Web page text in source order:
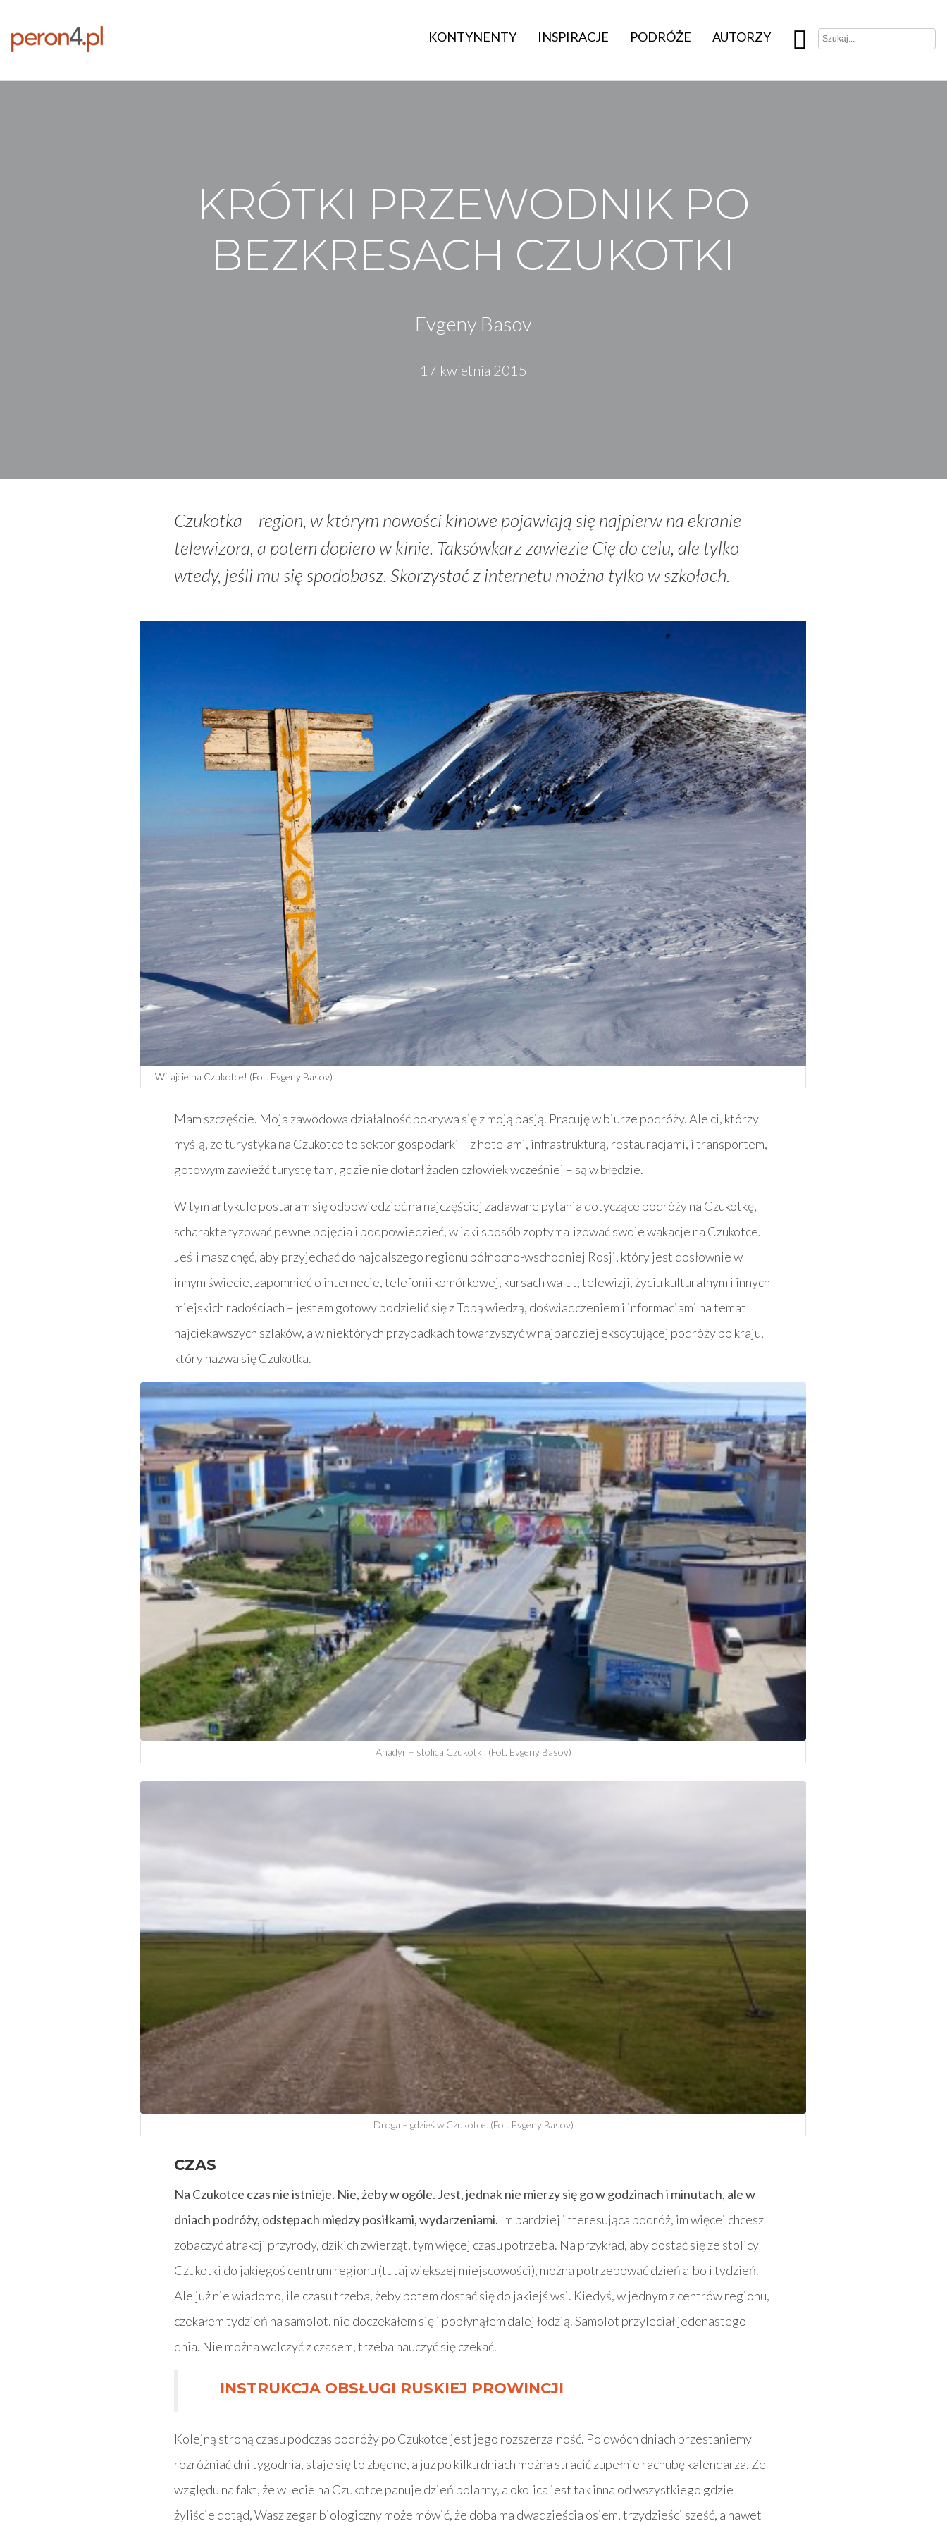
KONTYNENTY INSPIRACJE PODRÓŻE AUTORZY
KRÓTKI PRZEWODNIK PO
BEZKRESACH CZUKOTKI
Evgeny Basov
17 kwietnia 2015
Czukotka – region, w którym nowości kinowe pojawiają się najpierw na ekranie
telewizora, a potem dopiero w kinie. Taksówkarz zawiezie Cię do celu, ale tylko
wtedy, jeśli mu się spodobasz. Skorzystać z internetu można tylko w szkołach.
Witajcie na Czukotce! (Fot. Evgeny Basov)
Mam szczęście. Moja zawodowa działalność pokrywa się z moją pasją. Pracuję w biurze podróży. Ale ci, którzy
myślą, że turystyka na Czukotce to sektor gospodarki – z hotelami, infrastrukturą, restauracjami, i transportem,
gotowym zawieźć turystę tam, gdzie nie dotarł żaden człowiek wcześniej – są w błędzie.
W tym artykule postaram się odpowiedzieć na najczęściej zadawane pytania dotyczące podróży na Czukotkę,
scharakteryzować pewne pojęcia i podpowiedzieć, w jaki sposób zoptymalizować swoje wakacje na Czukotce.
Jeśli masz chęć, aby przyjechać do najdalszego regionu północno-wschodniej Rosji, który jest dosłownie w
innym świecie, zapomnieć o internecie, telefonii komórkowej, kursach walut, telewizji, życiu kulturalnym i innych
miejskich radościach – jestem gotowy podzielić się z Tobą wiedzą, doświadczeniem i informacjami na temat
najciekawszych szlaków, a w niektórych przypadkach towarzyszyć w najbardziej ekscytującej podróży po kraju,
który nazwa się Czukotka.
Anadyr – stolica Czukotki. (Fot. Evgeny Basov)
Droga – gdzieś w Czukotce. (Fot. Evgeny Basov)
CZAS
Na Czukotce czas nie istnieje. Nie, żeby w ogóle. Jest, jednak nie mierzy się go w godzinach i minutach, ale w
dniach podróży, odstępach między posiłkami, wydarzeniami. Im bardziej interesująca podróż, im więcej chcesz
zobaczyć atrakcji przyrody, dzikich zwierząt, tym więcej czasu potrzeba. Na przykład, aby dostać się ze stolicy
Czukotki do jakiegoś centrum regionu (tutaj większej miejscowości), można potrzebować dzień albo i tydzień.
Ale już nie wiadomo, ile czasu trzeba, żeby potem dostać się do jakiejś wsi. Kiedyś, w jednym z centrów regionu,
czekałem tydzień na samolot, nie doczekałem się i popłynąłem dalej łodzią. Samolot przyleciał jedenastego
dnia. Nie można walczyć z czasem, trzeba nauczyć się czekać.
INSTRUKCJA OBSŁUGI RUSKIEJ PROWINCJI
Kolejną stroną czasu podczas podróży po Czukotce jest jego rozszerzalność. Po dwóch dniach przestaniemy
rozróżniać dni tygodnia, staje się to zbędne, a już po kilku dniach można stracić zupełnie rachubę kalendarza. Ze
względu na fakt, że w lecie na Czukotce panuje dzień polarny, a okolica jest tak inna od wszystkiego gdzie
żyliście dotąd, Wasz zegar biologiczny może mówić, że doba ma dwadzieścia osiem, trzydzieści sześć, a nawet